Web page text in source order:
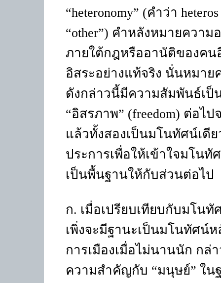
“heteronomy” (คำว่า
“other”) คำหลังหมายความ
ภายใต้กฎหรืออานัติของคน
อิสระอย่างแท้จริง นั่นหมา
ดังกล่าวนี้มีความสัมพันธ์เป็
“อิสรภาพ” (freedom) ต่อไป
แล้วทั้งสองเป็นมโนทัศน์เดี
ประการเพื่อให้เข้าใจมโน
เป็นพื้นฐานให้กับส่วนต่อไป
ก. เมื่อเปรียบเทียบกับมโน
เพิ่งจะมีฐานะเป็นมโนทัศน์
การเมืองเมื่อไม่นานนัก กล่
ความสำคัญกับ “มนุษย์” ใน